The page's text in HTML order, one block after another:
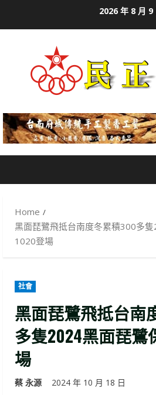
2026 年 8 月 9
Home
黑面琵鷺飛抵台南度冬累積300多
1020登場
社會
黑面琵鷺飛抵台南
多隻2024黑面琵鷺
場
蔡 永源 2024 年 10 月 18 日